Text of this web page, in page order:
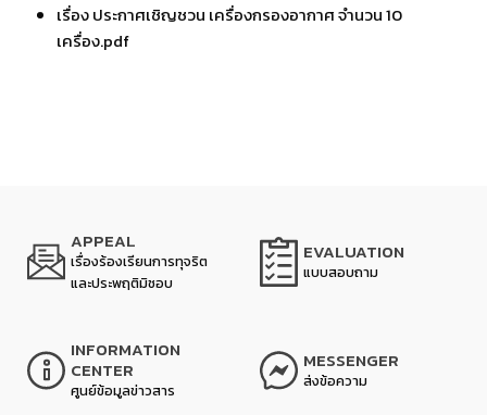
เรื่อง ประกาศเชิญชวน เครื่องกรองอากาศ จำนวน 10
เครื่อง.pdf
APPEAL
เรื่องร้องเรียนการทุจริต
และประพฤติมิชอบ
EVALUATION
แบบสอบถาม
INFORMATION
CENTER
ศูนย์ข้อมูลข่าวสาร
MESSENGER
ส่งข้อความ